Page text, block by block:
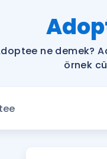
ne demek?
örnek